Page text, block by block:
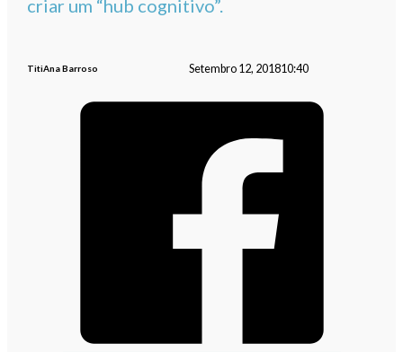
criar um “hub cognitivo”.
TitiAna Barroso Setembro 12, 201810:40